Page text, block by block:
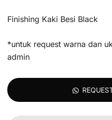
Finishing Kaki Besi Black
*untuk request warna dan
admin